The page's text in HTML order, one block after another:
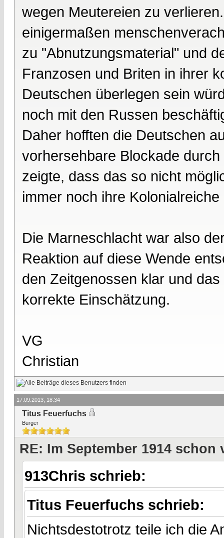
wegen Meutereien zu
einigermaßen
zu "Abnutzungsmaterial" und
Franzosen und Briten in ihrer
Deutschen überlegen sein
noch mit den Russen
Daher hofften die Deutschen
vorhersehbare Blockade
zeigte, dass das so nicht
immer noch ihre
Die Marneschlacht war also
Reaktion auf diese Wende
den Zeitgenossen klar und
korrekte Einschätzung.
VG
Christian
17.09.2013, 18:34
Titus Feuerfuchs
Bürger
RE: Im September 1914 schon
913Chris schrieb:
Titus Feuerfuchs schrieb:
Nichtsdestotrotz teile ich die